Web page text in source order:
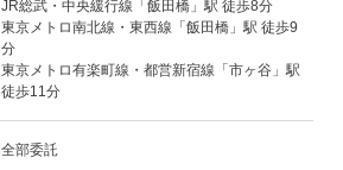
JR総武・中央緩行線「飯田橋」駅 徒歩8分
東京メトロ南北線・東西線「飯田橋」駅 徒歩9
分
東京メトロ有楽町線・都営新宿線「市ヶ谷」駅
徒歩11分
全部委託